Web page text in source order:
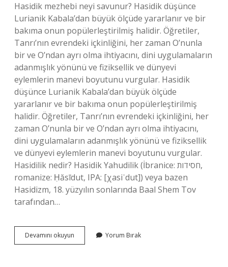
Hasidik mezhebi neyi savunur? Hasidik düşünce
Lurianik Kabala’dan büyük ölçüde yararlanır ve bir
bakıma onun popülerleştirilmiş halidir. Öğretiler,
Tanrı’nın evrendeki içkinliğini, her zaman O’nunla
bir ve O’ndan ayrı olma ihtiyacını, dini uygulamaların
adanmışlık yönünü ve fiziksellik ve dünyevi
eylemlerin manevi boyutunu vurgular. Hasidik
düşünce Lurianik Kabala’dan büyük ölçüde
yararlanır ve bir bakıma onun popülerleştirilmiş
halidir. Öğretiler, Tanrı’nın evrendeki içkinliğini, her
zaman O’nunla bir ve O’ndan ayrı olma ihtiyacını,
dini uygulamaların adanmışlık yönünü ve fiziksellik
ve dünyevi eylemlerin manevi boyutunu vurgular.
Hasidilik nedir? Hasidik Yahudilik (İbranice: חסידות,
romanize: Ḥăsīdut, IPA: [χasiˈdut]) veya bazen
Hasidizm, 18. yüzyılın sonlarında Baal Shem Tov
tarafından…
Devamını okuyun Hasidilik
Ne
Yorum Bırak